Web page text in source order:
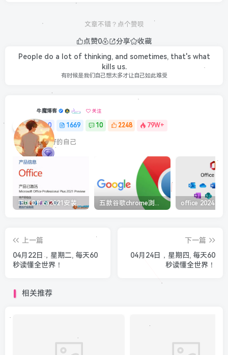
文章不错？点个赞呗
点赞0 分享
收藏
People do a lot of thinking, and sometimes, that's what
kills us.
有时候是我们自己想太多才让自己如此难受
牛魔博客 关注
0 1669 10 2248 79W+
最最好的自己
五款谷歌chrome浏览器截图插件工具推荐
上一篇
04月22日，星期二, 每天60
秒读懂全世界！
下一篇
04月24日，星期四, 每天60
秒读懂全世界！
相关推荐